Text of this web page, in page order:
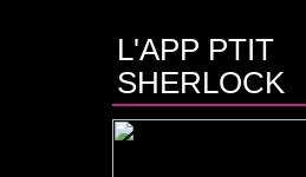
L'APP PTIT
SHERLOCK